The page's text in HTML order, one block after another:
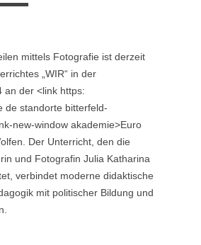
mittels Fotografie ist derzeit
„WIR“ in der
an der <link https:
de standorte bitterfeld-
new-window akademie>Euro
Der Unterricht, den die
und Fotografin Julia Katharina
verbindet moderne didaktische
mit politischer Bildung und